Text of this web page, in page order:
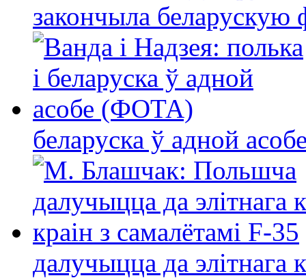
закончыла беларускую
беларуска ў адной
далучыцца да элітнага